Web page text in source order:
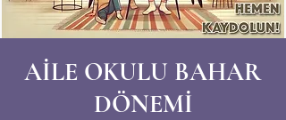
AİLE OKULU BAHAR
DÖNEMİ